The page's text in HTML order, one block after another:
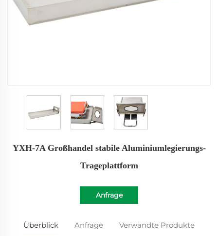
YXH-7A Großhandel stabile Aluminiumlegierungs-
Trageplattform
Anfrage
Überblick Anfrage Verwandte Produkte